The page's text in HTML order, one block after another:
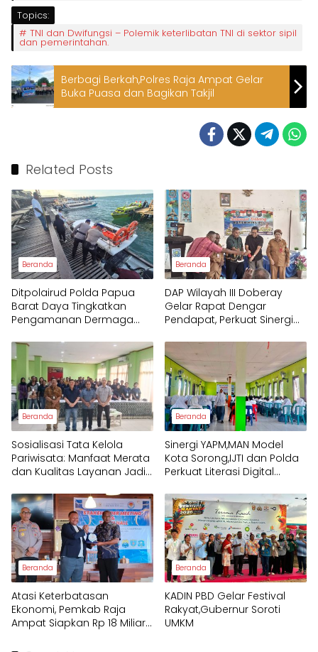
Topics:
TNI dan Dwifungsi – Polemik keterlibatan TNI di sektor sipil
dan pemerintahan.
Berbagi Berkah,Polres Raja Ampat Gelar
Buka Puasa dan Bagikan Takjil
Related Posts
Beranda
Ditpolairud Polda Papua
Barat Daya Tingkatkan
Pengamanan Dermaga
Beranda
DAP Wilayah III Doberay
Gelar Rapat Dengar
Pendapat, Perkuat Sinergi
Masyarakat Adat
Mengawal Pembangunan
Papua Barat Daya
Beranda
Sosialisasi Tata Kelola
Pariwisata: Manfaat Merata
dan Kualitas Layanan Jadi
Beranda
Sinergi YAPM,MAN Model
Kota Sorong,IJTI dan Polda
Perkuat Literasi Digital
Beranda
Atasi Keterbatasan
Ekonomi, Pemkab Raja
Ampat Siapkan Rp 18 Miliar
Beranda
KADIN PBD Gelar Festival
Rakyat,Gubernur Soroti
UMKM